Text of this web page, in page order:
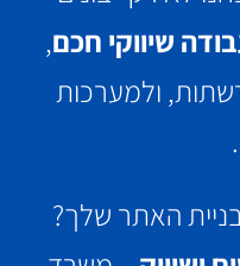
שיווקי חכם,
ולמערכות
האתר שלך?